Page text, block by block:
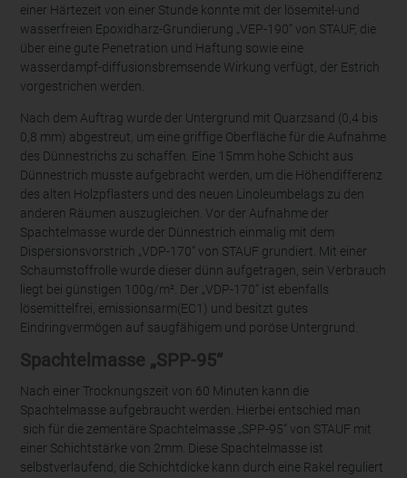
einer Härtezeit von einer Stunde konnte mit der lösemitel-und
wasserfreien Epoxidharz-Grundierung „VEP-190“ von STAUF, die
über eine gute Penetration und Haftung sowie eine
wasserdampf-diffusionsbremsende Wirkung verfügt, der Estrich
vorgestrichen werden.
Nach dem Auftrag wurde der Untergrund mit Quarzsand (0,4 bis
0,8 mm) abgestreut, um eine griffige Oberfläche für die Aufnahme
des Dünnestrichs zu schaffen. Eine 15mm hohe Schicht aus
Dünnestrich musste aufgebracht werden, um die Höhendifferenz
des alten Holzpflasters und des neuen Linoleumbelags zu den
anderen Räumen auszugleichen. Vor der Aufnahme der
Spachtelmasse wurde der Dünnestrich einmalig mit dem
Dispersionsvorstrich „VDP-170“ von STAUF grundiert. Mit einer
Schaumstoffrolle wurde dieser dünn aufgetragen, sein Verbrauch
liegt bei günstigen 100g/m². Der „VDP-170“ ist ebenfalls
lösemittelfrei, emissionsarm(EC1) und besitzt gutes
Eindringvermögen auf saugfähigem und poröse Untergrund.
Spachtelmasse „SPP-95“
Nach einer Trocknungszeit von 60 Minuten kann die
Spachtelmasse aufgebraucht werden. Hierbei entschied man
sich für die zementäre Spachtelmasse „SPP-95“ von STAUF mit
einer Schichtstärke von 2mm. Diese Spachtelmasse ist
selbstverlaufend, die Schichtdicke kann durch eine Rakel reguliert